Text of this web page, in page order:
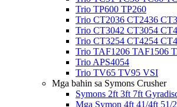
Trio TP600 TP260
Trio CT2036 CT2436
Trio CT3042 CT3054
Trio CT3254 CT4254
Trio TAF1206 TAF1506
Trio APS4054
Trio TV65 TV95 VSI
Mga bahin sa Symons Crusher
Symons 2ft 3ft 7ft
Mga Symon 4ft 41/4ft 51/